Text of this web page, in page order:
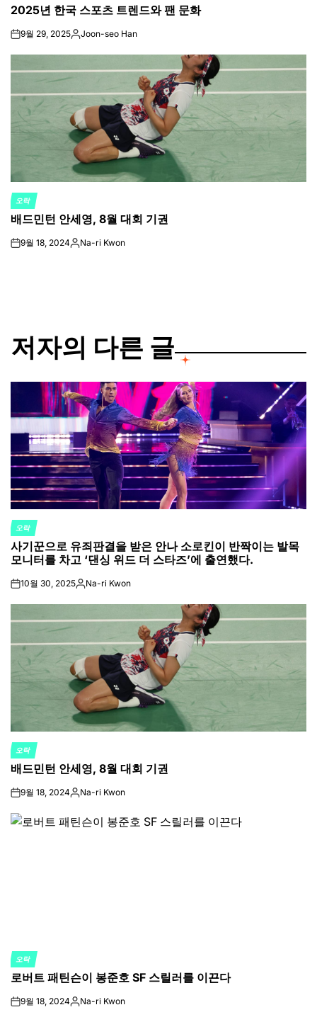
IN
2025년 한국 스포츠 트렌드와 팬 문화
on9월 29, 2025Posted
Joon-seo Han
POSTED
IN
오락
배드민턴 안세영, 8월 대회 기권
on9월 18, 2024Posted
Na-ri Kwon
저자의 다른 글
POSTED
IN
오락
사기꾼으로 유죄판결을 받은 안나 소로킨이 반짝이는 발목
모니터를 차고 ‘댄싱 위드 더 스타즈’에 출연했다.
on10월 30, 2025Posted
Na-ri Kwon
POSTED
IN
오락
배드민턴 안세영, 8월 대회 기권
on9월 18, 2024Posted
Na-ri Kwon
POSTED
IN
오락
로버트 패틴슨이 봉준호 SF 스릴러를 이끈다
on9월 18, 2024Posted
Na-ri Kwon